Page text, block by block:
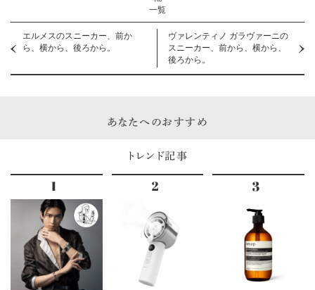
一覧
エルメスのスニーカー、前か
ら、横から、後ろから。
ヴァレンティノ ガラヴァーニの
スニーカー、前から、横から、
後ろから。
あなたへのおすすめ
トレンド記事